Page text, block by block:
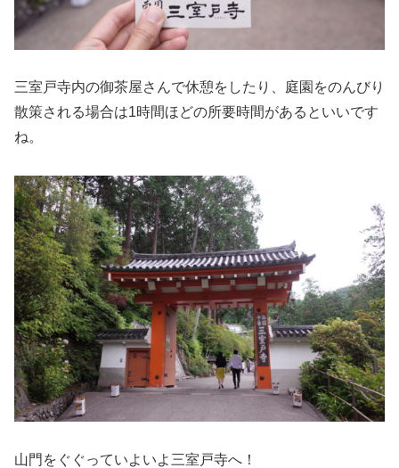
三室戸寺内の御茶屋さんで休憩をしたり、庭園をのんびり
散策される場合は1時間ほどの所要時間があるといいです
ね。
山門をぐぐっていよいよ三室戸寺へ！